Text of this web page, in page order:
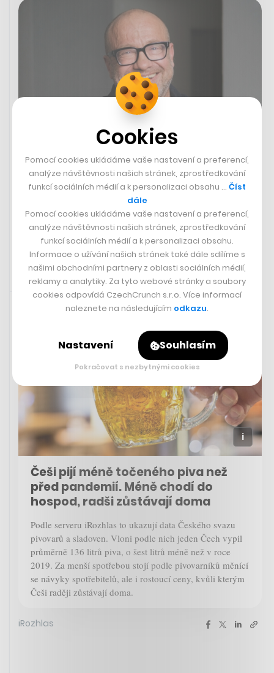
Přes vězení a falešné jízdenky ke
stovkám milionů. Czech Made Man
Zdeněk Kubík i po letech budí vášně
JIŘÍ SVOBODA
29. 5. 2023 16:00 Rychlá zpráva
Češi pijí méně točeného piva než
před pandemií. Méně chodí do
hospod, radši zůstávají doma
Podle serveru iRozhlas to ukazují data Českého svazu
pivovarů a sladoven. Vloni podle nich jeden Čech vypil
průměrně 136 litrů piva, o šest litrů méně než v roce
2019. Za menší spotřebou stojí podle pivovarníků měnící
se návyky spotřebitelů, ale i rostoucí ceny, kvůli kterým
Češi raději zůstávají doma.
iRozhlas
Cookies
Pomocí cookies ukládáme vaše nastavení a preferencí,
analýze návštěvnosti našich stránek, zprostředkování
funkcí sociálních médií a k personalizaci obsahu … Číst
dále
Pomocí cookies ukládáme vaše nastavení a preferencí,
analýze návštěvnosti našich stránek, zprostředkování
funkcí sociálních médií a k personalizaci obsahu.
Informace o užívání našich stránek také dále sdílíme s
našimi obchodními partnery z oblasti sociálních médií,
reklamy a analytiky. Za tyto webové stránky a soubory
cookies odpovídá CzechCrunch s.r.o. Více informací
naleznete na následujícím odkazu.
Nastavení Souhlasím
Pokračovat s nezbytnými cookies